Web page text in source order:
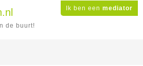
Ik ben een mediator
de buurt!